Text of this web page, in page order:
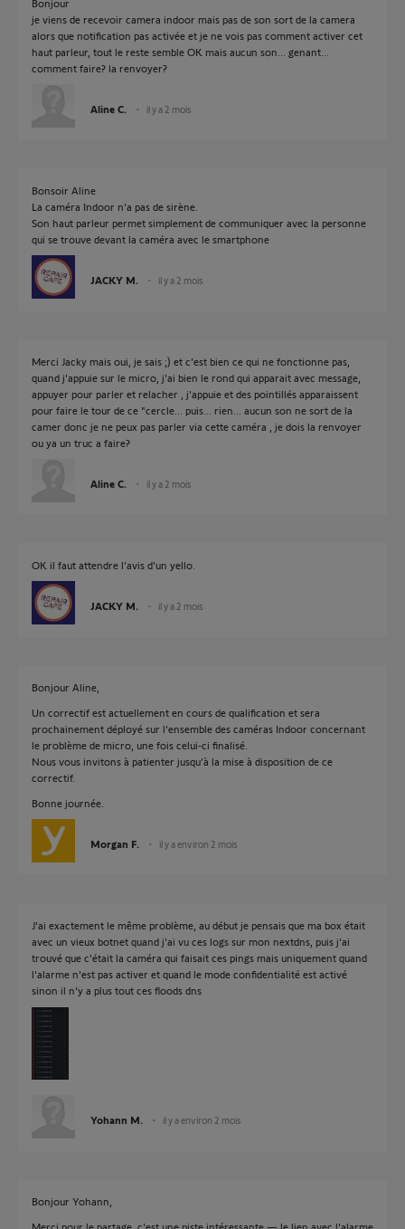
Bonjour
je viens de recevoir camera indoor mais pas de son sort de la camera
alors que notification pas activée et je ne vois pas comment activer cet
haut parleur, tout le reste semble OK mais aucun son... genant...
comment faire? la renvoyer?
Aline C. il y a 2 mois
Bonsoir Aline
La caméra Indoor n'a pas de sirène.
Son haut parleur permet simplement de communiquer avec la personne
qui se trouve devant la caméra avec le smartphone
JACKY M. il y a 2 mois
Merci Jacky mais oui, je sais ;) et c'est bien ce qui ne fonctionne pas,
quand j'appuie sur le micro, j'ai bien le rond qui apparait avec message,
appuyer pour parler et relacher , j'appuie et des pointillés apparaissent
pour faire le tour de ce "cercle... puis... rien... aucun son ne sort de la
camer donc je ne peux pas parler via cette caméra , je dois la renvoyer
ou ya un truc a faire?
Aline C. il y a 2 mois
OK il faut attendre l'avis d'un yello.
JACKY M. il y a 2 mois
Bonjour Aline,
Un correctif est actuellement en cours de qualification et sera
prochainement déployé sur l’ensemble des caméras Indoor concernant
le problème de micro, une fois celui‑ci finalisé.
Nous vous invitons à patienter jusqu’à la mise à disposition de ce
correctif.
Bonne journée.
Morgan F. il y a environ 2 mois
J'ai exactement le même problème, au début je pensais que ma box était
avec un vieux botnet quand j'ai vu ces logs sur mon nextdns, puis j'ai
trouvé que c'était la caméra qui faisait ces pings mais uniquement quand
l'alarme n'est pas activer et quand le mode confidentialité est activé
sinon il n'y a plus tout ces floods dns
Yohann M. il y a environ 2 mois
Bonjour Yohann,
Merci pour le partage, c'est une piste intéressante — le lien avec l'alarme